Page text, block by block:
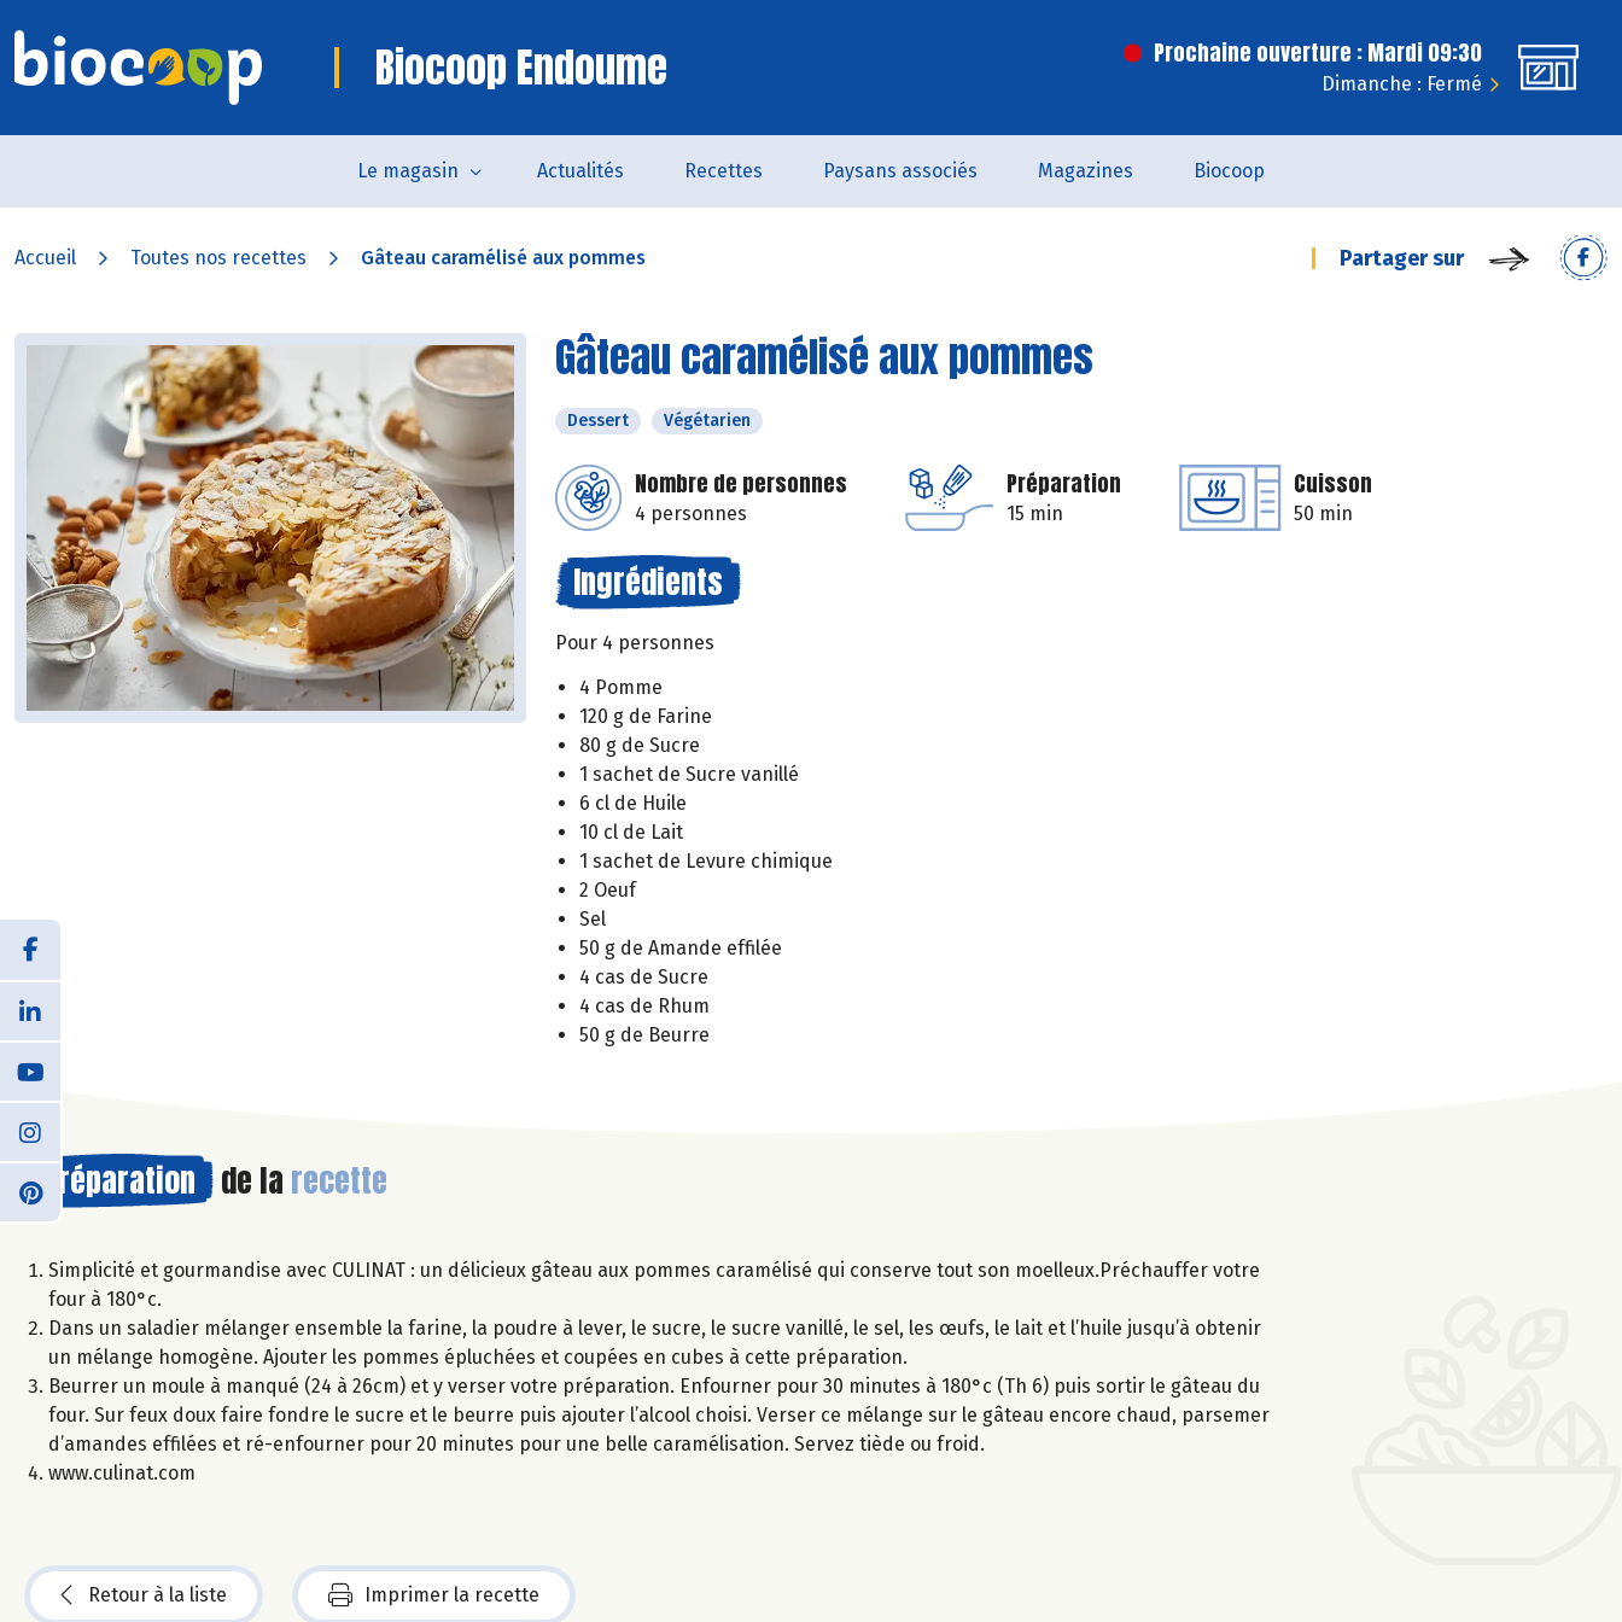
Biocoop Endoume Prochaine ouverture : Mardi 09:30
Dimanche : Fermé
Le magasin Actualités Recettes Paysans associés Magazines Biocoop
Accueil Toutes nos recettes Gâteau caramélisé aux pommes Partager sur
Gâteau caramélisé aux pommes
Dessert Végétarien
Nombre de personnes
4 personnes
Préparation
15 min
Cuisson
50 min
Ingrédients
Pour 4 personnes
4 Pomme
120 g de Farine
80 g de Sucre
1 sachet de Sucre vanillé
6 cl de Huile
10 cl de Lait
1 sachet de Levure chimique
2 Oeuf
Sel
50 g de Amande effilée
4 cas de Sucre
4 cas de Rhum
50 g de Beurre
Préparation de la recette
Simplicité et gourmandise avec CULINAT : un délicieux gâteau aux pommes caramélisé qui conserve tout son moelleux.Préchauffer votre
four à 180°c.
Dans un saladier mélanger ensemble la farine, la poudre à lever, le sucre, le sucre vanillé, le sel, les œufs, le lait et l’huile jusqu’à obtenir
un mélange homogène. Ajouter les pommes épluchées et coupées en cubes à cette préparation.
Beurrer un moule à manqué (24 à 26cm) et y verser votre préparation. Enfourner pour 30 minutes à 180°c (Th 6) puis sortir le gâteau du
four. Sur feux doux faire fondre le sucre et le beurre puis ajouter l’alcool choisi. Verser ce mélange sur le gâteau encore chaud, parsemer
d’amandes effilées et ré-enfourner pour 20 minutes pour une belle caramélisation. Servez tiède ou froid.
www.culinat.com
Retour à la liste Imprimer la recette